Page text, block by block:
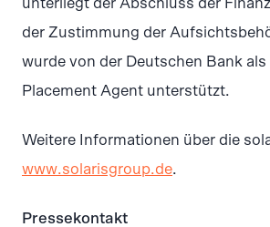
unterliegt der Abschluss der
der Zustimmung der
wurde von der Deutschen Bank als
Placement Agent unterstützt.
Weitere Informationen über die
www.solarisgroup.de.
Pressekontakt